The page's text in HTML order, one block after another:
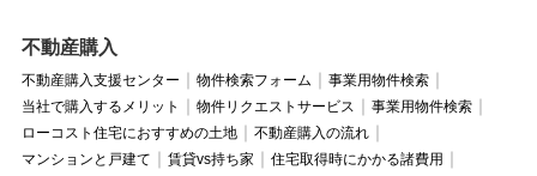
不動産購入
不動産購入支援センター 物件検索フォーム
事業用物件検索
当社で購入するメリット
物件リクエストサービス
事業用物件検索
ローコスト住宅におすすめの土地
不動産購入の流れ
マンションと戸建て
賃貸vs持ち家
住宅取得時にかかる諸費用